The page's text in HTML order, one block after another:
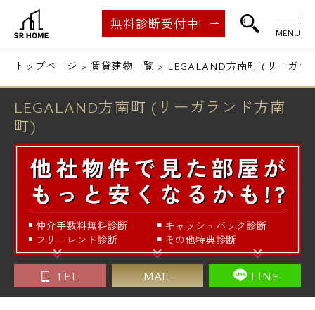
無料診断受付中!
MENU
トップページ 賃貸建物一覧 LEGALAND方南町 (リーガラ
LEGALAND方南町 (リーガランド方南
町)
TEL MAIL LINE